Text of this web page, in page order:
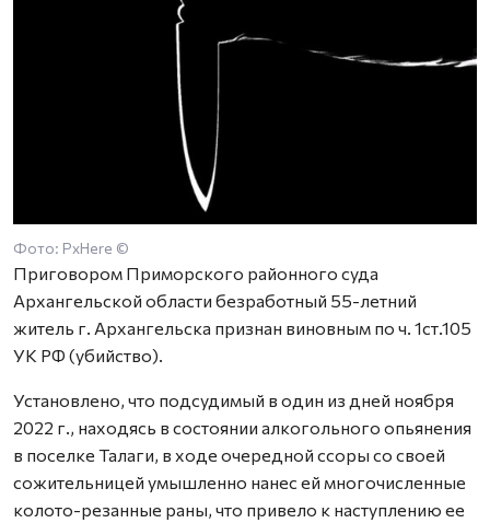
Фото: PxHere ©
Приговором Приморского районного суда
Архангельской области безработный 55-летний
житель г. Архангельска признан виновным по ч. 1ст.105
УК РФ (убийство).
Установлено, что подсудимый в один из дней ноября
2022 г., находясь в состоянии алкогольного опьянения
в поселке Талаги, в ходе очередной ссоры со своей
сожительницей умышленно нанес ей многочисленные
колото-резанные раны, что привело к наступлению ее